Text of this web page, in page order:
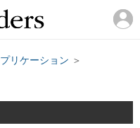
リケーション ＞